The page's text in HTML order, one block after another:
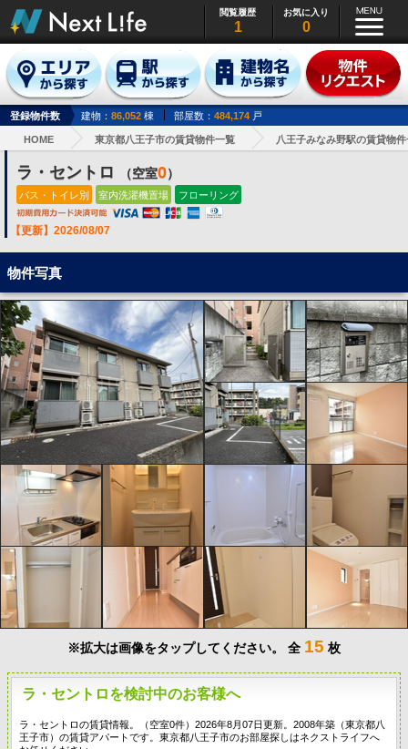
閲覧履歴
1
お気に入り
0
登録物件数 建物： 86,052 棟 部屋数： 484,174 戸
HOME 東京都八王子市の賃貸物件一覧 八王子みなみ野駅の賃貸物件
ラ・セントロ （空室0）
バス・トイレ別 室内洗濯機置場 フローリング
【更新】2026/08/07
物件写真
※拡大は画像をタップしてください。 全 15 枚
ラ・セントロを検討中のお客様へ
ラ・セントロの賃貸情報。（空室0件）2026年8月07日更新。2008年築（東京都八
王子市）の賃貸アパートです。東京都八王子市のお部屋探しはネクストライフへ